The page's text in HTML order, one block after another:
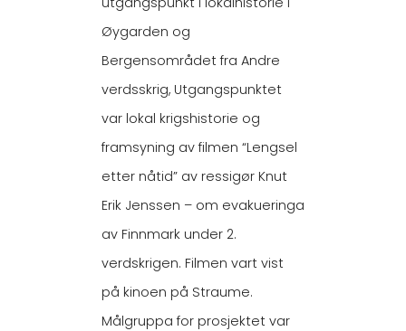
Øygarden og
Bergensområdet fra Andre
verdsskrig, Utgangspunktet
var lokal krigshistorie og
framsyning av filmen “Lengsel
etter nåtid” av ressigør Knut
Erik Jenssen – om evakueringa
av Finnmark under 2.
verdskrigen. Filmen vart vist
på kinoen på Straume.
Målgruppa for prosjektet var